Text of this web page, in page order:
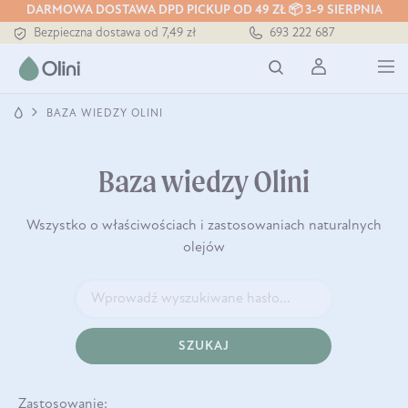
DARMOWA DOSTAWA DPD PICKUP OD 49 ZŁ 📦 3-9 SIERPNIA
Bezpieczna dostawa od 7,49 zł
Darmowa dostawa od 199 zł
Tłoczony zawsze na zimno
693 222 687
BAZA WIEDZY OLINI
Baza wiedzy Olini
Wszystko o właściwościach i zastosowaniach naturalnych
olejów
SZUKAJ
Zastosowanie: